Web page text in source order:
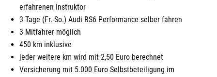
erfahrenen Instruktor
3 Tage (Fr.-So.) Audi RS6 Performance selber fahren
3 Mitfahrer möglich
450 km inklusive
jeder weitere km wird mit 2,50 Euro berechnet
Versicherung mit 5.000 Euro Selbstbeteiligung im